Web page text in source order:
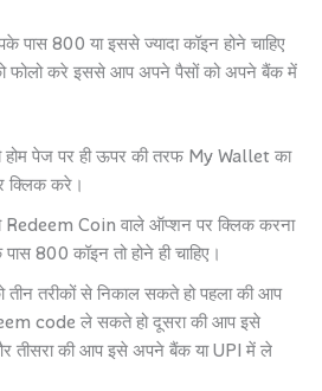
800 या इससे ज्यादा कॉइन होने चाहिए
फोलो करे इससे आप अपने पैसों को अपने बैंक में
पेज पर ही ऊपर की तरफ My Wallet का
क्लिक करे।
Coin वाले ऑप्शन पर क्लिक करना
800 कॉइन तो होने ही चाहिए।
तरीकों से निकाल सकते हो पहला की आप
code ले सकते हो दूसरा की आप इसे
तीसरा की आप इसे अपने बैंक या UPI में ले